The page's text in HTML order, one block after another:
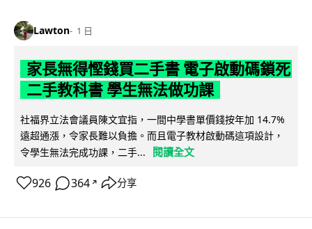
Lawton 1 日
家長無得慳錢買二手書 電子啟動碼鎖死
二手教科書 學生無法做功課
社福界立法會議員陳文宜指，一間中學書單價錢按年加 14.7%
遠超通漲，令家長難以負擔。而且電子教材啟動碼這項設計，
令學生無法完成功課，二手...
閱讀全文
926 364 ↗ 分享